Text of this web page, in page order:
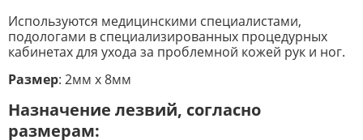
Используются медицинскими специалистами,
подологами в специализированных процедурных
кабинетах для ухода за проблемной кожей рук и ног.
Размер: 2мм х 8мм
Назначение лезвий, согласно
размерам: